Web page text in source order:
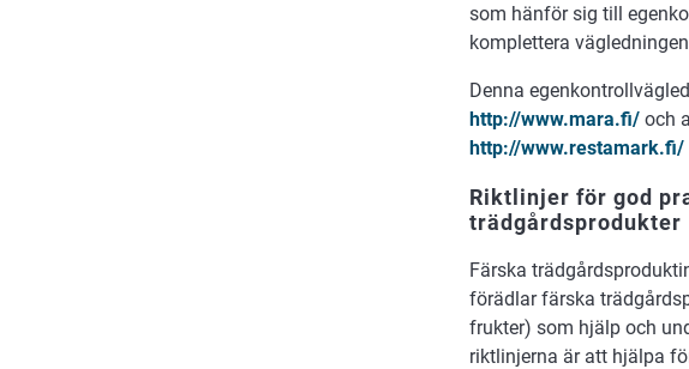
som hänför sig till
komplettera
Denna
http://www.mara.fi/ och
http://www.restamark.fi/
Riktlinjer för god
trädgårdsprodukter
Färska
förädlar färska
frukter) som hjälp och
riktlinjerna är att hjälpa